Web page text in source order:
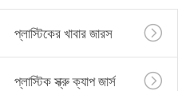
প্লাস্টিকের খাবার জারস
প্লাস্টিক স্ক্রু ক্যাপ জার্স